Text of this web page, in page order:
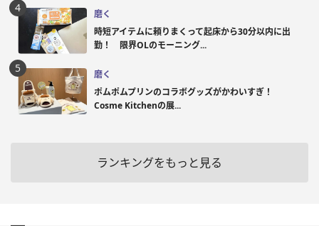
磨く
時短アイテムに頼りまくって起床から30分以内に出
勤！ 限界OLのモーニング...
磨く
ポムポムプリンのコラボグッズがかわいすぎ！
Cosme Kitchenの展...
ランキングをもっと見る